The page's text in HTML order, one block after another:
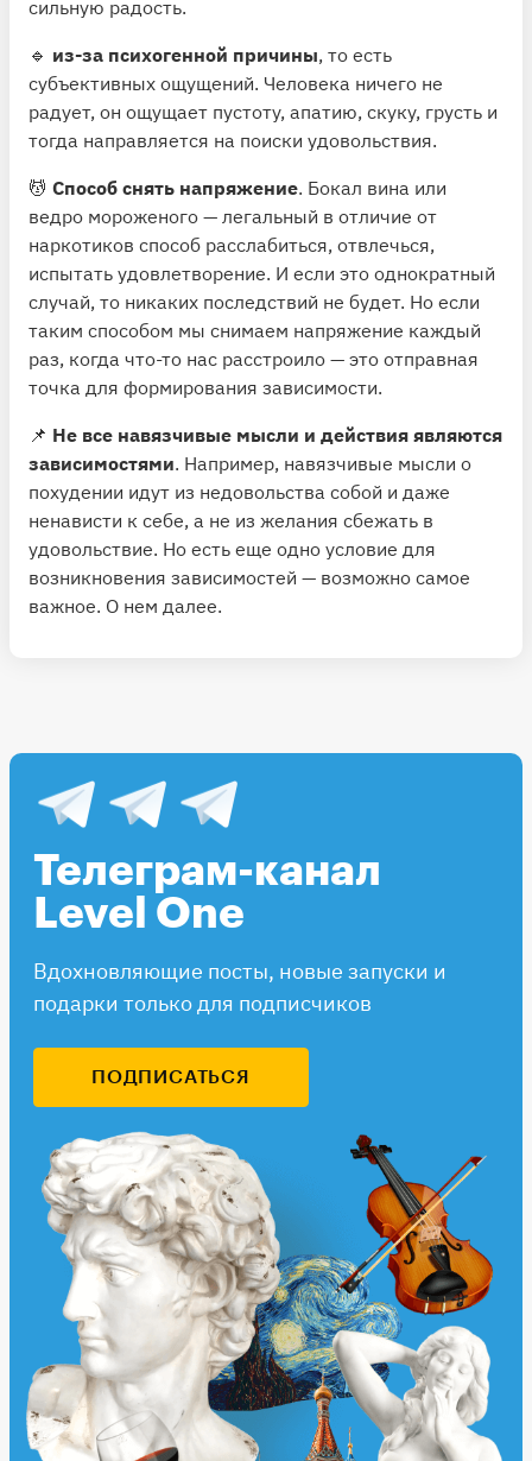
сильную радость.
🔹 из-за психогенной причины, то есть
субъективных ощущений. Человека ничего не
радует, он ощущает пустоту, апатию, скуку, грусть и
тогда направляется на поиски удовольствия.
💆 Способ снять напряжение. Бокал вина или
ведро мороженого — легальный в отличие от
наркотиков способ расслабиться, отвлечься,
испытать удовлетворение. И если это однократный
случай, то никаких последствий не будет. Но если
таким способом мы снимаем напряжение каждый
раз, когда что-то нас расстроило — это отправная
точка для формирования зависимости.
📌 Не все навязчивые мысли и действия являются
зависимостями. Например, навязчивые мысли о
похудении идут из недовольства собой и даже
ненависти к себе, а не из желания сбежать в
удовольствие. Но есть еще одно условие для
возникновения зависимостей — возможно самое
важное. О нем далее.
Телеграм-канал
Level One
Вдохновляющие посты, новые запуски и
подарки только для подписчиков
ПОДПИСАТЬСЯ